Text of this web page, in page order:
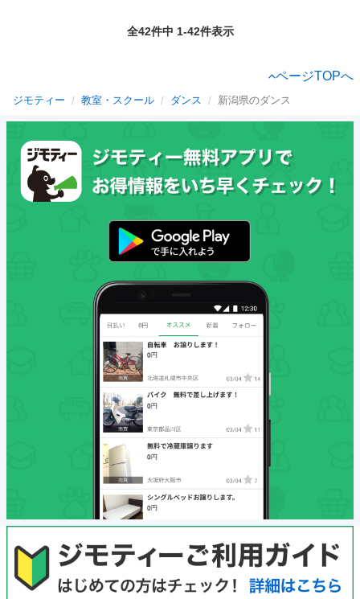
全42件中 1-42件表示
ページTOPへ
ジモティー 教室・スクール ダンス 新潟県のダンス